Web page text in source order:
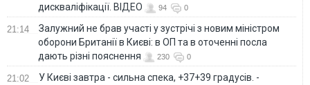
дискваліфікації. ВІДЕО 94 0
21:14
Залужний не брав участі у зустрічі з новим міністром
оборони Британії в Києві: в ОП та в оточенні посла
дають різні пояснення
230 0
21:02
У Києві завтра - сильна спека, +37+39 градусів. -